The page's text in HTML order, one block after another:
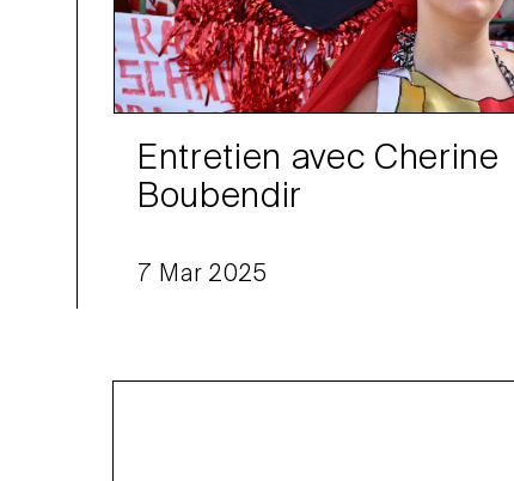
Entretien avec Cherine
Boubendir
7 Mar 2025